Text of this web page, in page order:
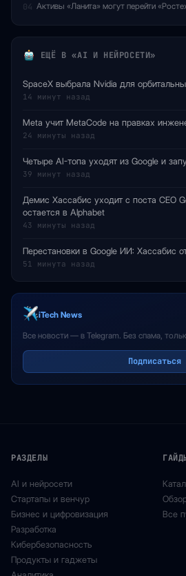
04 Активы «Ланита» могут перейти
ЕЩЁ В «AI И НЕЙРОСЕТИ»
SpaceX выбрала Nvidia для
14 минут назад
Meta учит MetaCode на правках
24 минуты назад
Четыре AI-топа уходят из Google и
39 минут назад
Демис Хассабис уходит с поста CEO
остается в Alphabet
43 минуты назад
Перестановки в Google ИИ: Хассабис
51 минута назад
iTech News
Все новости — в Telegram. Без спама,
Подписаться
РАЗДЕЛЫ
AI и нейросети
Стартапы и венчур
Бизнес и цифровизация
Разработка
Кибербезопасность
Продукты и гаджеты
Все